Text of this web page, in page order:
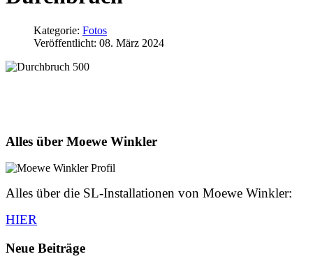
Kategorie: Fotos
Veröffentlicht: 08. März 2024
Alles über Moewe Winkler
Alles über die SL-Installationen von Moewe Winkler:
HIER
Neue Beiträge